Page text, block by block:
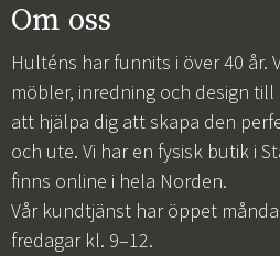
Om oss
Hulténs har funnits i över 40 år.
möbler, inredning och design
att hjälpa dig att skapa den
och ute. Vi har en fysisk butik i
finns online i hela Norden.
Vår kundtjänst har öppet
fredagar kl. 9–12.